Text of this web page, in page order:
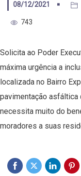
08/12/2021
743
Solicita ao Poder
máxima urgência a
localizada no Bairro
pavimentação
necessita muito do
moradores a suas